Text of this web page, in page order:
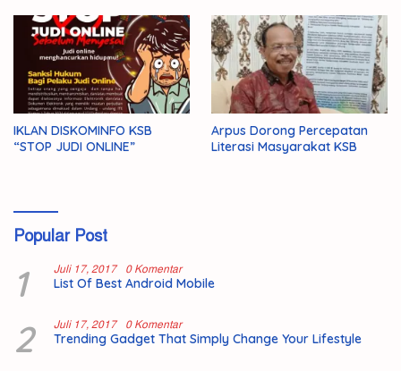
IKLAN DISKOMINFO KSB
“STOP JUDI ONLINE”
Arpus Dorong Percepatan
Literasi Masyarakat KSB
Popular Post
1 Juli 17, 2017 0 Komentar
List Of Best Android Mobile
2 Juli 17, 2017 0 Komentar
Trending Gadget That Simply Change Your Lifestyle